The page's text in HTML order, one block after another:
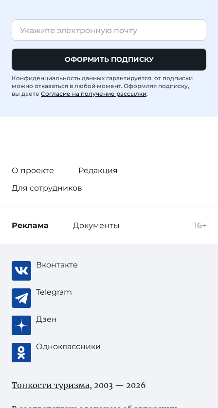
ОФОРМИТЬ ПОДПИСКУ
Конфиденциальность данных гарантируется, от подписки
можно отказаться в любой момент. Оформляя подписку,
вы даете Согласие на получение рассылки.
О проекте
Редакция
Для сотрудников
16+
Реклама Документы
Вконтакте
Telegram
Дзен
Одноклассники
Тонкости туризма, 2003 — 2026